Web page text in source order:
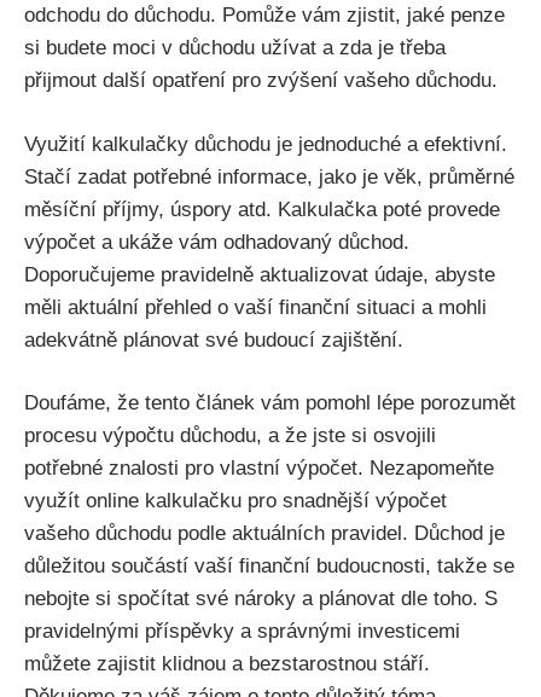
odchodu do důchodu. Pomůže vám zjistit, jaké penze
si budete moci v důchodu užívat a zda je třeba
přijmout další opatření pro zvýšení vašeho důchodu.
Využití kalkulačky důchodu je jednoduché a efektivní.
Stačí zadat potřebné informace, jako je věk, průměrné
měsíční příjmy, úspory atd. Kalkulačka poté provede
výpočet a ukáže vám odhadovaný důchod.
Doporučujeme pravidelně aktualizovat údaje, abyste
měli aktuální přehled o vaší finanční situaci a mohli
adekvátně plánovat své budoucí zajištění.
Doufáme, že tento článek vám pomohl lépe porozumět
procesu výpočtu důchodu, a že jste si osvojili
potřebné znalosti pro vlastní výpočet. Nezapomeňte
využít online kalkulačku pro snadnější výpočet
vašeho důchodu podle aktuálních pravidel. Důchod je
důležitou součástí vaší finanční budoucnosti, takže se
nebojte si spočítat své nároky a plánovat dle toho. S
pravidelnými příspěvky a správnými investicemi
můžete zajistit klidnou a bezstarostnou stáří.